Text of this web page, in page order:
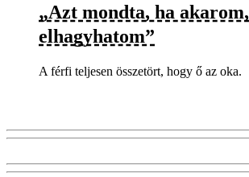
„Azt mondta, ha akarom,
elhagyhatom”
A férfi teljesen összetört, hogy ő az oka.